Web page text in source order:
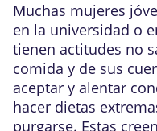
Muchas mujeres
en la universidad o
tienen actitudes no
comida y de sus
aceptar y alentar
hacer dietas
purgarse. Estas